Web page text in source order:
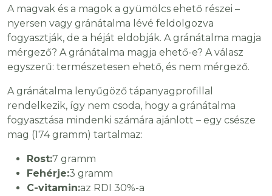
A magvak és a magok a gyümölcs ehető részei –
nyersen vagy gránátalma lévé feldolgozva
fogyasztják, de a héját eldobják. A gránátalma magja
mérgező? A gránátalma magja ehető-e? A válasz
egyszerű: természetesen ehető, és nem mérgező.
A gránátalma lenyűgöző tápanyagprofillal
rendelkezik, így nem csoda, hogy a gránátalma
fogyasztása mindenki számára ajánlott – egy csésze
mag (174 gramm) tartalmaz:
Rost:7 gramm
Fehérje:3 gramm
C-vitamin:az RDI 30%-a